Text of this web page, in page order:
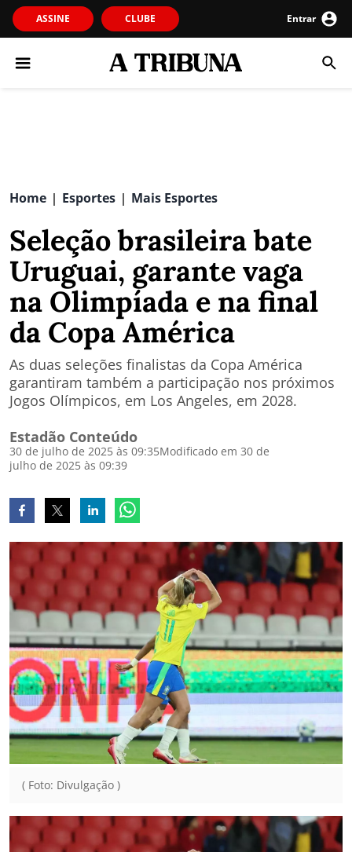
ASSINE CLUBE Entrar
Home | Esportes | Mais Esportes
Seleção brasileira bate
Uruguai, garante vaga
na Olimpíada e na final
da Copa América
As duas seleções finalistas da Copa América
garantiram também a participação nos próximos
Jogos Olímpicos, em Los Angeles, em 2028.
Estadão Conteúdo
30 de julho de 2025 às 09:35Modificado em 30 de
julho de 2025 às 09:39
( Foto: Divulgação )